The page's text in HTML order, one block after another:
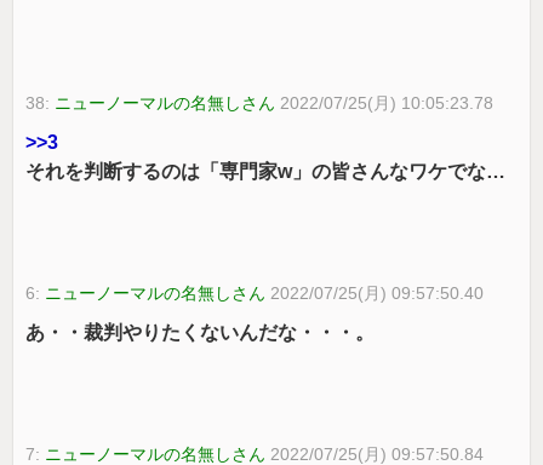
38: ニューノーマルの名無しさん 2022/07/25(月) 10:05:23.78
>>3
それを判断するのは「専門家w」の皆さんなワケでな…
6: ニューノーマルの名無しさん 2022/07/25(月) 09:57:50.40
あ・・裁判やりたくないんだな・・・。
7: ニューノーマルの名無しさん 2022/07/25(月) 09:57:50.84